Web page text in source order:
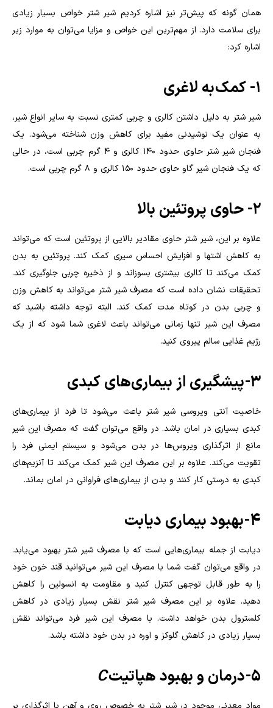
همان گونه که پیش‌تر نیز اشاره کردیم شیر شتر خواص بسیار زیادی
برای سلامت دارد. از مهم‌ترین این خواص و مزایا می‌توان به موارد زیر
اشاره کرد:
۱- کمک به لاغری
شیر شتر به دلیل داشتن کالری و چربی کمتری نسبت به سایر انواع شیر،
به عنوان یک نوشیدنی مفید برای کاهش وزن شناخته می‌شود. یک
فنجان شیر شتر حاوی حدود 140 کالری و 4 گرم چربی است، در حالی
که یک فنجان شیر گاو حاوی حدود 150 کالری و 8 گرم چربی است.
۲- حاوی پروتئین بالا
علاوه بر این، شیر شتر حاوی مقادیر بالایی از پروتئین است که می‌تواند
به کاهش اشتها و افزایش احساس سیری کمک کند. پروتئین به بدن
کمک می‌کند تا کالری بیشتری بسوزاند و از ذخیره چربی جلوگیری کند.
تحقیقات نشان داده است که مصرف شیر شتر می‌تواند به کاهش وزن
و چربی بدن در کوتاه مدت کمک کند. البته توجه داشته باشید که
مصرف این شیر تنها زمانی می‌تواند باعث لاغری شما شود که از یک
رژیم غذایی سالم پیروی کنید.
۳- پیشگیری از بیماری‌های کبدی
خاصیت آنتی ویروسی شیر شتر باعث می‌شود تا فرد از بیماری‌های
کبدی بسیاری در امان باشد. در واقع می‌توان گفت که مصرف این شیر
مانع از اثرگذاری ویروس‌ها در بدن می‌شود و سیستم ایمنی فرد را
تقویت می‌کند.‌ علاوه بر این مصرف این شیر کمک می‌کند تا آنزیم‌های
کبدی به درستی کار کنند و بدن از بیماری‌های فراوانی در امان بماند.
۴- بهبود بیماری دیابت
دیابت از جمله بیماری‌هایی است که با مصرف شیر شتر بهبود می‌یابد.
در واقع می‌توان گفت شما با مصرف این شیر می‌توانید قند خون خود
را به طور قابل توجهی کنترل کنید و مقاومت به انسولین را کاهش
دهید.‌ علاوه بر این مصرف شیر شتر نقش بسیار زیادی در کاهش
کلسترول بدن خواهد داشت. با مصرف این شیر فرد می‌تواند نقش
بسیار زیادی در کاهش گلوکز و اوره در بدن خود داشته باشد.
۵- درمان و بهبود هپاتیت C